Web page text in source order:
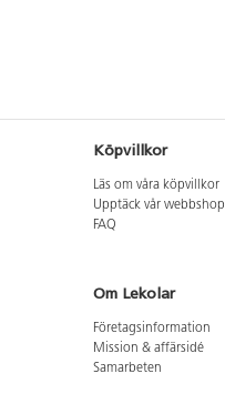
Köpvillkor
Läs om våra köpvillkor
Upptäck vår webbshop
FAQ
Om Lekolar
Företagsinformation
Mission & affärsidé
Samarbeten